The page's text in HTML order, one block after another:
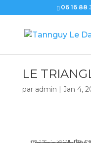
06 16 88
LE
par admin | Jan 4,